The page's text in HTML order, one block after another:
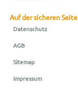
Auf der sicheren Seite
Datenschutz
AGB
Sitemap
Impressum